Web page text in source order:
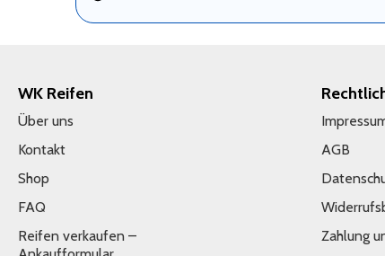
WK Reifen
Über uns
Kontakt
Shop
FAQ
Reifen verkaufen –
AGB
Zahlung